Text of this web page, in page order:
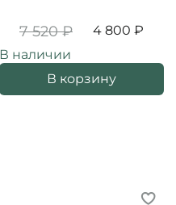
7 520 ₽
4 800 ₽
В наличии
В корзину